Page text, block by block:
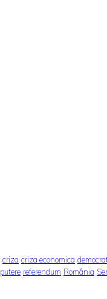
criza criza economica
putere referendum România